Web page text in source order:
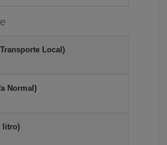
Local)
Normal)
litro)